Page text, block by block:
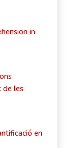
in
de les
en